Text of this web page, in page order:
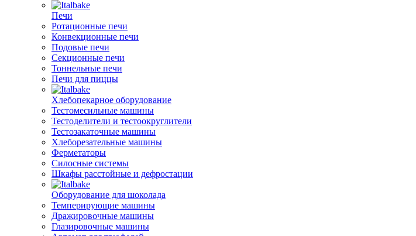
Печи
Ротационные печи
Конвекционные печи
Подовые печи
Секционные печи
Тоннельные печи
Печи для пиццы
Хлебопекарное оборудование
Тестомесильные машины
Тестоделители и тестоокруглители
Тестозакаточные машины
Хлеборезательные машины
Ферметаторы
Силосные системы
Шкафы расстойные и дефростации
Оборудование для шоколада
Темперирующие машины
Дражировочные машины
Глазировочные машины